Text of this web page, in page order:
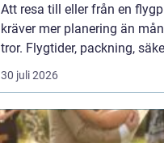
Att resa till eller från en
kräver mer planering än
tror. Flygtider, packning,
30 juli 2026